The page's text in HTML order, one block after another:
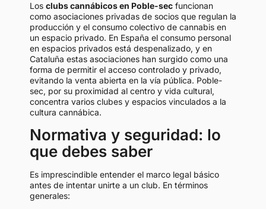
Los clubs cannábicos en Poble-sec funcionan
como asociaciones privadas de socios que regulan la
producción y el consumo colectivo de cannabis en
un espacio privado. En España el consumo personal
en espacios privados está despenalizado, y en
Cataluña estas asociaciones han surgido como una
forma de permitir el acceso controlado y privado,
evitando la venta abierta en la vía pública. Poble-
sec, por su proximidad al centro y vida cultural,
concentra varios clubes y espacios vinculados a la
cultura cannábica.
Normativa y seguridad: lo
que debes saber
Es imprescindible entender el marco legal básico
antes de intentar unirte a un club. En términos
generales: